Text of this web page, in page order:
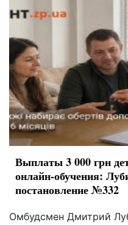
Выплаты 3 000 грн
онлайн-обучения:
постановление №332
Омбудсмен Дмитрий